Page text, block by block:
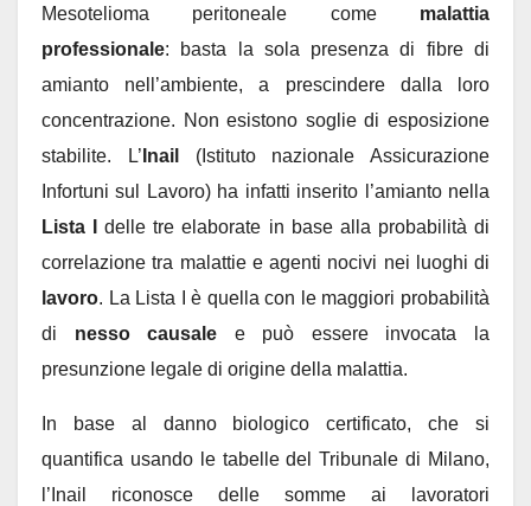
Mesotelioma peritoneale come malattia
professionale: basta la sola presenza di fibre di
amianto nell’ambiente, a prescindere dalla loro
concentrazione. Non esistono soglie di esposizione
stabilite. L’ Inail (Istituto nazionale Assicurazione
Infortuni sul Lavoro) ha infatti inserito l’amianto nella
Lista Idelle tre elaborate in base alla probabilità di
correlazione tra malattie e agenti nocivi nei luoghi di
lavoro. La Lista I è quella con le maggiori probabilità
di nesso causale e può essere invocata la
presunzione legale di origine della malattia.
In base al danno biologico certificato, che si
quantifica usando le tabelle del Tribunale di Milano,
l’Inail riconosce delle somme ai lavoratori